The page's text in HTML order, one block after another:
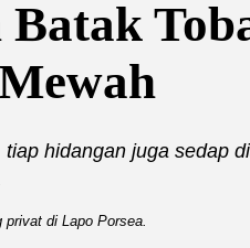
hidangan juga sedap
di Lapo Porsea.